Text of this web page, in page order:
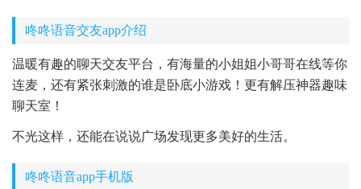
咚咚语音交友app介绍
温暖有趣的聊天交友平台，有海量的小姐姐小哥哥在线等你
连麦，还有紧张刺激的谁是卧底小游戏！更有解压神器趣味
聊天室！
不光这样，还能在说说广场发现更多美好的生活。
咚咚语音app手机版